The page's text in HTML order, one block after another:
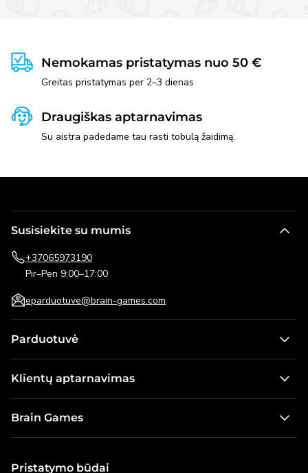
Nemokamas pristatymas nuo 50 €
Greitas pristatymas per 2–3 dienas
Draugiškas aptarnavimas
Su aistra padedame tau rasti tobulą žaidimą.
Susisiekite su mumis
+37065973190
Pir–Pen 9:00–17:00
eparduotuve@brain-games.com
Parduotuvė
Žaidimai vaikams
Klientų aptarnavimas
Pristatymo informacija
Dovanų kortelė
Brain Games
Naujienos
Pristatymo būdai